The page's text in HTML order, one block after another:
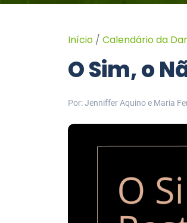
Início / Calendário da
O Sim, o
Por: Jenniffer Aquino e Maria